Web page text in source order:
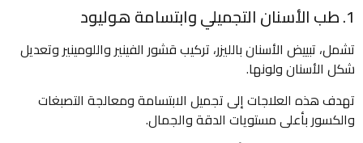
1. طب الأسنان التجميلي وابتسامة هوليود
تشمل، تبييض الأسنان بالليزر، تركيب قشور الفينير واللومينير وتعديل
شكل الأسنان ولونها.
تهدف هذه العلاجات إلى تجميل الابتسامة ومعالجة التصبغات
والكسور بأعلى مستويات الدقة والجمال.